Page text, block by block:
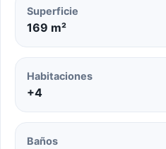
Superficie
169 m²
Habitaciones
+4
Baños